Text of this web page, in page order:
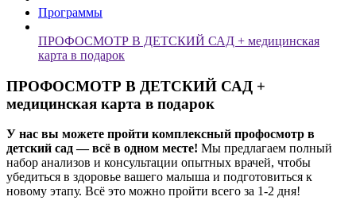
Программы
ПРОФОСМОТР В ДЕТСКИЙ САД + медицинская
карта в подарок
ПРОФОСМОТР В ДЕТСКИЙ САД +
медицинская карта в подарок
У нас вы можете пройти комплексный профосмотр в
детский сад — всё в одном месте! Мы предлагаем полный
набор анализов и консультации опытных врачей, чтобы
убедиться в здоровье вашего малыша и подготовиться к
новому этапу. Всё это можно пройти всего за 1-2 дня!